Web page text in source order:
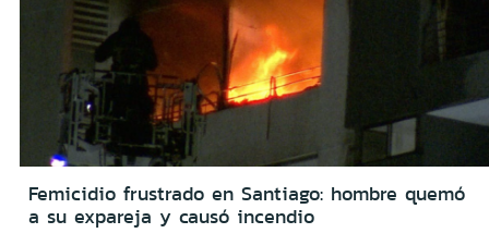
Femicidio frustrado en Santiago: hombre quemó
a su expareja y causó incendio